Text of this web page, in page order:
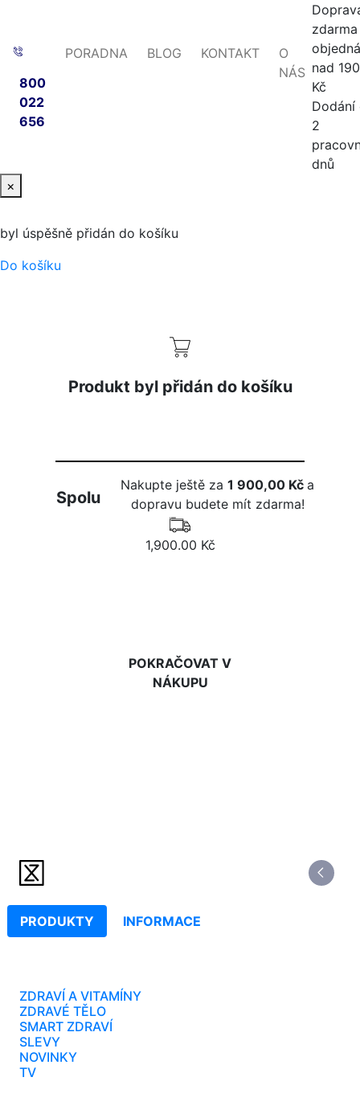
800
022
656
PORADNA BLOG KONTAKT
O
NÁS nad
Kč
Dodání
2
dnů
×
byl úspěšně přidán do košíku
Do košíku
Produkt byl přidán do košíku
Spolu
Nakupte ještě za1 900,00 Kča
dopravu budete mít zdarma!
1,900.00 Kč
POKRAČOVAT V
NÁKUPU
PRODUKTY INFORMACE
ZDRAVÍ A VITAMÍNY
ZDRAVÉ TĚLO
SMART ZDRAVÍ
SLEVY
NOVINKY
TV